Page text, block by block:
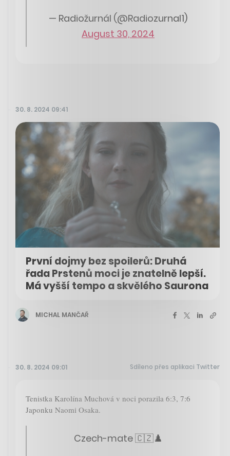
— Radiožurnál (@Radiozurnal1)
August 30, 2024
30. 8. 2024 09:41
První dojmy bez spoilerů: Druhá
řada Prstenů moci je znatelně lepší.
Má vyšší tempo a skvělého Saurona
MICHAL MANČAŘ
30. 8. 2024 09:01 Sdíleno přes aplikaci Twitter
Tenistka Karolína Muchová v noci porazila 6:3, 7:6
Japonku Naomi Osaka.
Czech-mate 🇨🇿♟️